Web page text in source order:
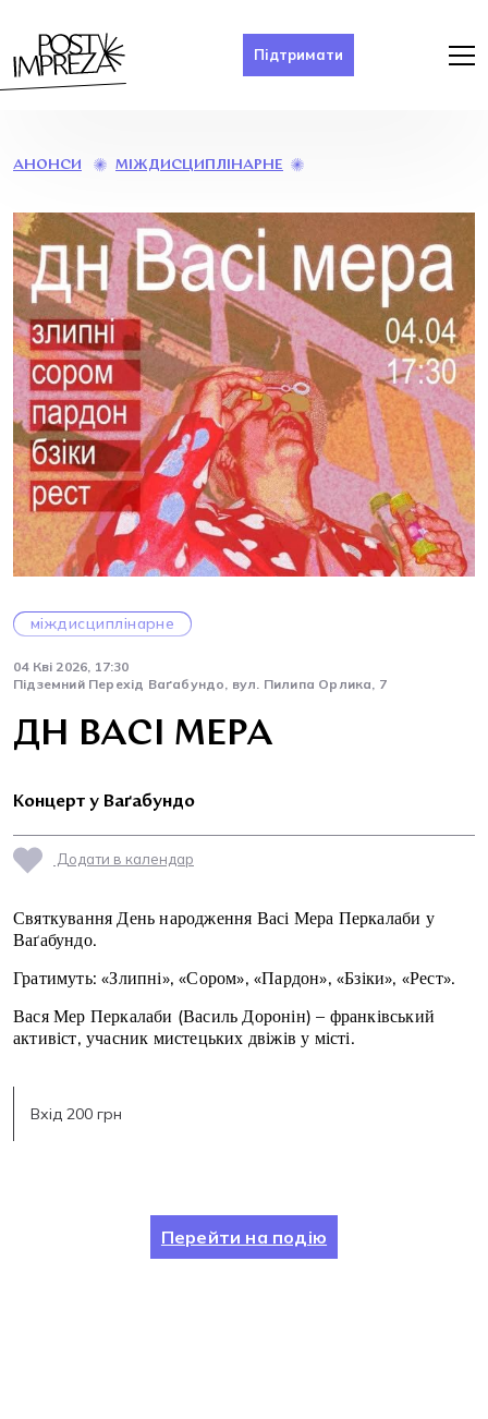
Підтримати
АНОНСИ МІЖДИСЦИПЛІНАРНЕ
міждисциплінарне
04 Кві 2026, 17:30
Підземний Перехід Ваґабундо, вул. Пилипа Орлика, 7
ДН ВАСІ МЕРА
Концерт у Ваґабундо
Додати в календар
Святкування День народження Васі Мера Перкалаби у
Ваґабундо.
Гратимуть: «Злипні», «Сором», «Пардон», «Бзіки», «Рест».
Вася Мер Перкалаби (Василь Доронін) – франківський
активіст, учасник мистецьких двіжів у місті.
Вхід 200 грн
Перейти на подію